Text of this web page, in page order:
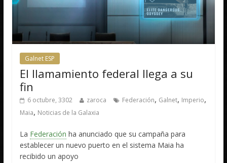
Galnet ESP
El llamamiento federal llega a su
fin
6 octubre, 3302 zaroca Federación, Galnet, Imperio,
Maia, Noticias de la Galaxia
La Federación ha anunciado que su campaña para
establecer un nuevo puerto en el sistema Maia ha
recibido un apoyo